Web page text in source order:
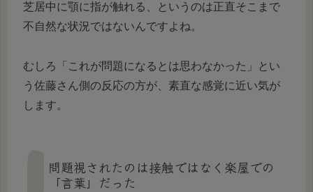
芝居中に顎に指が触れる、というのは正直そこまで
不自然な状況ではないんですよね。
むしろ「これが問題になるとは思わなかった」とい
う佐藤さん側の反応の方が、素直な感覚に近い気が
します。
問題視されたのは接触ではなく楽屋での
「言葉」だった